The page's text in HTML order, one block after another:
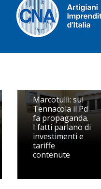
Marcotulli: sul
Tennacola il Pd
fa propaganda.
I fatti parlano di
investimenti e
tariffe
contenute